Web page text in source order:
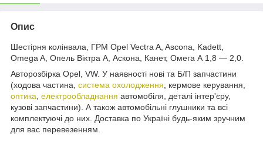
Опис
Шестірня колінвала, ГРМ Opel Vectra A, Ascona, Kadett,
Omega A, Опель Віктра А, Аскона, Канет, Омега А 1,8 — 2,0.
Авторозбірка Opel, VW. У наявності нові та Б/П запчастини
(ходова частина, система охолодження , кермове керування,
оптика електрообладнання автомобіля, деталі інтер'єру,
кузові запчастини). А також автомобільні глушники та всі
комплектуючі до них. Доставка по Україні будь-яким зручним
для вас перевезенням.